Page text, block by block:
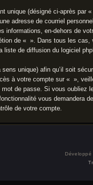
unique (désigné ci-après
adresse de courriel
informations, en-dehors de
de « ». Dans tous les
liste de diffusion du logiciel
unique) afin qu’il soit
à votre compte sur « »,
de passe. Si vous
vous demandera
de votre compte.
Développé